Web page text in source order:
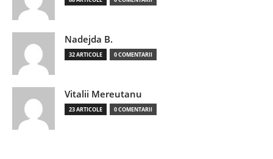
Nadejda B.
32 ARTICOLE 0 COMENTARII
Vitalii Mereutanu
23 ARTICOLE 0 COMENTARII